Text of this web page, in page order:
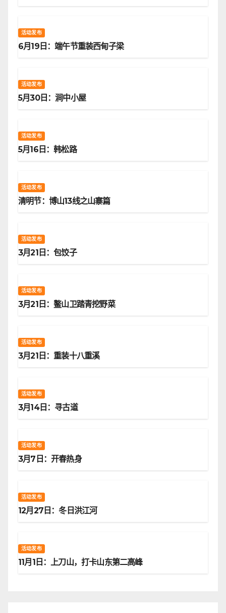
活动发布
6月19日：端午节重装西甸子梁
活动发布
5月30日：涧中小屋
活动发布
5月16日：韩松路
活动发布
清明节：博山13线之山寨篇
活动发布
3月21日：包饺子
活动发布
3月21日：鳌山卫踏青挖野菜
活动发布
3月21日：重装十八重溪
活动发布
3月14日：寻古道
活动发布
3月7日：开春热身
活动发布
12月27日：冬日洪江河
活动发布
11月1日：上刀山，打卡山东第二高峰